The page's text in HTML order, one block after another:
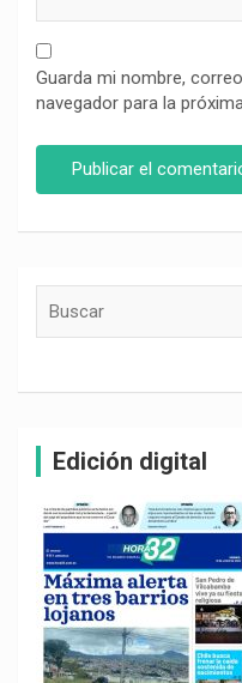
Guarda mi nombre,
navegador para la
Edición digital